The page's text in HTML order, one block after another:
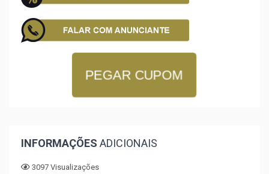
PEGAR CUPOM
INFORMAÇÕES ADICIONAIS
3097 Visualizações